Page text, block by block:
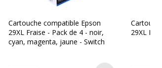
Cartouche compatible Epson
29XL Fraise - Pack de 4 - noir,
cyan, magenta, jaune - Switch
29XL